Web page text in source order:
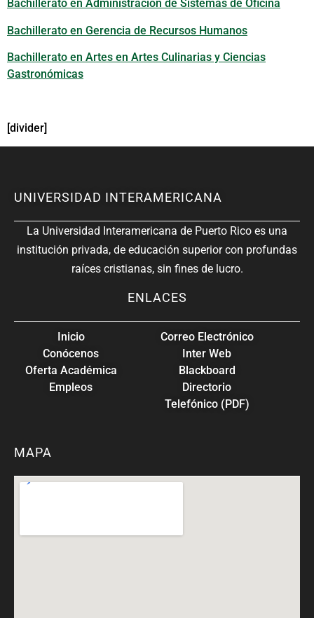
Bachillerato en Administración de Sistemas de Oficina
Bachillerato en Gerencia de Recursos Humanos
Bachillerato en Artes en Artes Culinarias y Ciencias
Gastronómicas
[divider]
UNIVERSIDAD INTERAMERICANA
La Universidad Interamericana de Puerto Rico es una
institución privada, de educación superior con profundas
raíces cristianas, sin fines de lucro.
ENLACES
Inicio
Conócenos
Oferta Académica
Empleos
Correo Electrónico
Inter Web
Blackboard
Directorio
Telefónico (PDF)
MAPA